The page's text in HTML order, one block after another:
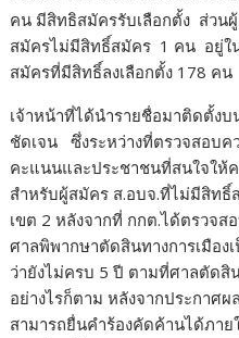
คน มีสิทธิสมัครรับเลือกตั้ง ส่วน
สมัครไม่มีสิทธิ์สมัคร 1 คน อยู่ใ
สมัครที่มีสิทธิ์ลงเลือกตั้ง 178 คน
เจ้าหน้าที่ได้นำรายชื่อมาติดตั้ง
ชัดเจน ซึ่งระหว่างที่ตรวจสอบ
คะแนนและประชาชนที่สนใจให้
สำหรับผู้สมัคร ส.อบจ.ที่ไม่มีสิท
เขต 2 หลังจากที่ กกต.ได้ตรวจ
ศาลพิพากษาตัดสินทางการเมือง
ว่ายังไม่ครบ 5 ปี ตามที่ศาลตัดสิ
อย่างไรก็ตาม หลังจากประกาศ
สามารถยื่นคำร้องคัดค้านได้ภา